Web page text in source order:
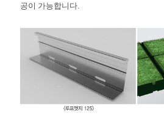
공이 가능합니다.